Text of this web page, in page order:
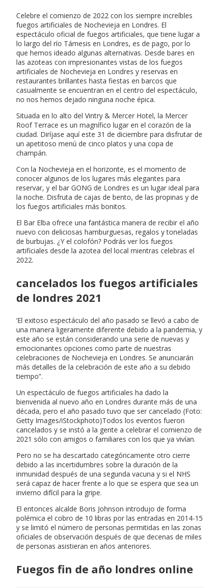
Celebre el comienzo de 2022 con los siempre increíbles
fuegos artificiales de Nochevieja en Londres. El
espectáculo oficial de fuegos artificiales, que tiene lugar a
lo largo del río Támesis en Londres, es de pago, por lo
que hemos ideado algunas alternativas. Desde bares en
las azoteas con impresionantes vistas de los fuegos
artificiales de Nochevieja en Londres y reservas en
restaurantes brillantes hasta fiestas en barcos que
casualmente se encuentran en el centro del espectáculo,
no nos hemos dejado ninguna noche épica.
Situada en lo alto del Vintry & Mercer Hotel, la Mercer
Roof Terrace es un magnífico lugar en el corazón de la
ciudad. Diríjase aquí este 31 de diciembre para disfrutar de
un apetitoso menú de cinco platos y una copa de
champán.
Con la Nochevieja en el horizonte, es el momento de
conocer algunos de los lugares más elegantes para
reservar, y el bar GONG de Londres es un lugar ideal para
la noche. Disfruta de cajas de bento, de las propinas y de
los fuegos artificiales más bonitos.
El Bar Elba ofrece una fantástica manera de recibir el año
nuevo con deliciosas hamburguesas, regalos y toneladas
de burbujas. ¿Y el colofón? Podrás ver los fuegos
artificiales desde la azotea del local mientras celebras el
2022.
cancelados los fuegos artificiales
de londres 2021
‘El exitoso espectáculo del año pasado se llevó a cabo de
una manera ligeramente diferente debido a la pandemia, y
este año se están considerando una serie de nuevas y
emocionantes opciones como parte de nuestras
celebraciones de Nochevieja en Londres. Se anunciarán
más detalles de la celebración de este año a su debido
tiempo”.
Un espectáculo de fuegos artificiales ha dado la
bienvenida al nuevo año en Londres durante más de una
década, pero el año pasado tuvo que ser cancelado (Foto:
Getty Images/iStockphoto)Todos los eventos fueron
cancelados y se instó a la gente a celebrar el comienzo de
2021 sólo con amigos o familiares con los que ya vivían.
Pero no se ha descartado categóricamente otro cierre
debido a las incertidumbres sobre la duración de la
inmunidad después de una segunda vacuna y si el NHS
será capaz de hacer frente a lo que se espera que sea un
invierno difícil para la gripe.
El entonces alcalde Boris Johnson introdujo de forma
polémica el cobro de 10 libras por las entradas en 2014-15
y se limitó el número de personas permitidas en las zonas
oficiales de observación después de que decenas de miles
de personas asistieran en años anteriores.
Fuegos fin de año londres online